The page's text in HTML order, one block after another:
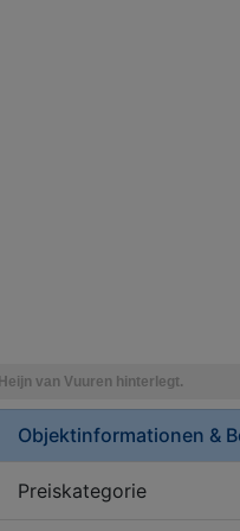
Objektinformationen &
Preiskategorie